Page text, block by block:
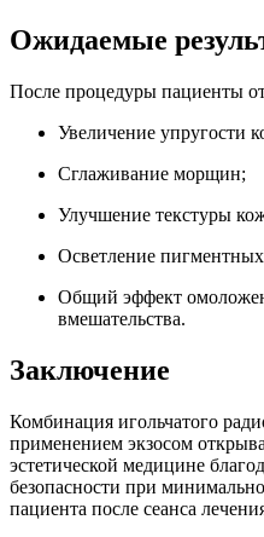
Ожидаемые
После процедуры пациенты
Увеличение упругости
Сглаживание морщин;
Улучшение текстуры
Осветление
Общий эффект
вмешательства.
Заключение
Комбинация игольчатого
применением экзосом
эстетической медицине
безопасности при
пациента после сеанса